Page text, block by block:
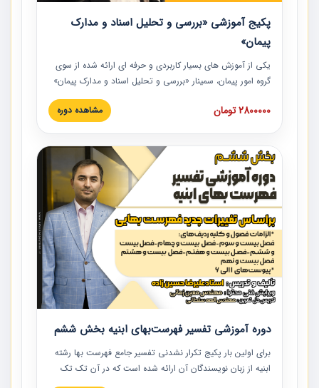
پکیج آموزشی «بررسی و تحلیل اسناد و مدارک
پیمان»
یکی از آموزش‏‏‏‏‏‏ های بسیار کاربردی و حرفه‏ ای ارائه شده از سوی
گروه امور پیمان، سمینار «بررسی و تحلیل اسناد و مدارک پیمان»
است که در دانشگاه صنعتی شریف ارائه شد. در این آموزش
نکات کلیدی مربوط به اسناد و مدارک پیمان، اولویت بندی اسناد
پیمان به همراه تجربیات عملی در این خصوص ارائه شده است.
2800000 تومان مشاهده دوره
دوره آموزشی تفسیر فهرست‌بهای ابنیه بخش ششم
برای اولین بار پکیج تکرار نشدنی تفسیر جامع فهرست بها رشته
ابنیه از زبان نویسندگان آن ارائه شده است که در آن تک تک
ردیف ها و مطالب فهرست بها تفسیر و ارائه شده است. این